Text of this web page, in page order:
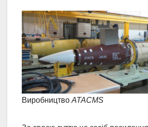
Виробництво ATACMS